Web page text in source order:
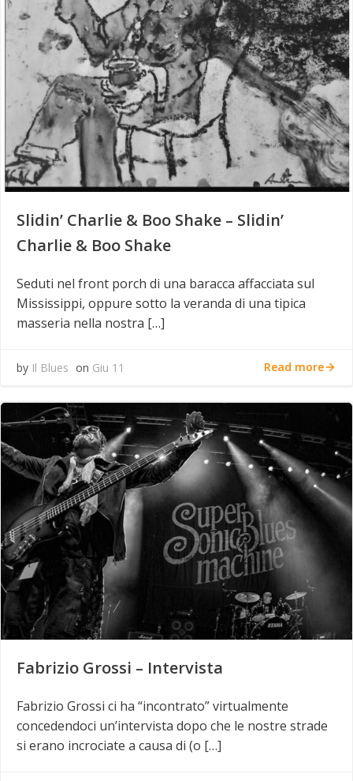
Slidin’ Charlie & Boo Shake – Slidin’
Charlie & Boo Shake
Seduti nel front porch di una baracca affacciata sul
Mississippi, oppure sotto la veranda di una tipica
masseria nella nostra […]
by Il Blues on Giu 11 Read more
Fabrizio Grossi – Intervista
Fabrizio Grossi ci ha “incontrato” virtualmente
concedendoci un’intervista dopo che le nostre strade
si erano incrociate a causa di (o […]